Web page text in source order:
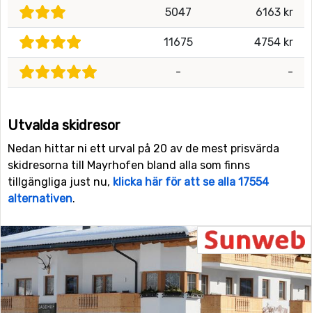
5047 6163 kr
11675 4754 kr
- -
Utvalda skidresor
Nedan hittar ni ett urval på 20 av de mest prisvärda
skidresorna till Mayrhofen bland alla som finns
tillgängliga just nu, klicka här för att se alla 17554
alternativen.